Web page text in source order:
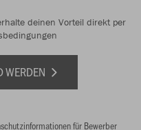
deinen Vorteil direkt per
WERDEN
für Bewerber